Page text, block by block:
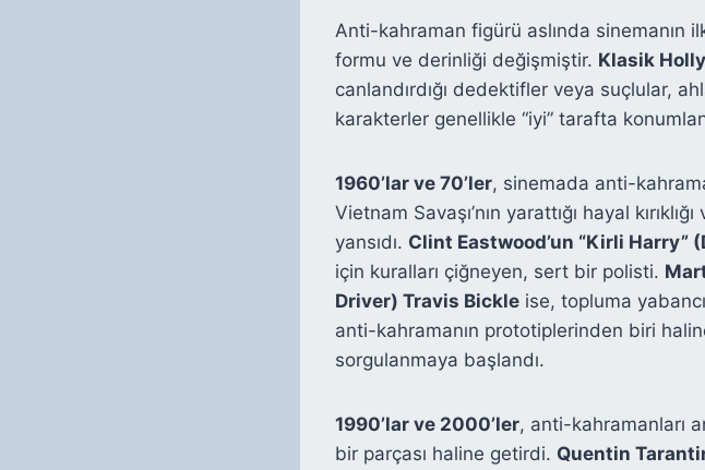
Anti-kahraman figürü aslında sinemanın
formu ve derinliği değişmiştir. Klasik
canlandırdığı dedektifler veya suçlular,
karakterler genellikle “iyi” tarafta
1960’lar ve 70’ler, sinemada anti-
Vietnam Savaşı’nın yarattığı hayal
yansıdı. Clint Eastwood’un “Kirli Harry”
için kuralları çiğneyen, sert bir polisti.
Driver) Travis Bickle ise, topluma
anti-kahramanın prototiplerinden biri
sorgulanmaya başlandı.
1990’lar ve 2000’ler, anti-kahramanları
bir parçası haline getirdi. Quentin